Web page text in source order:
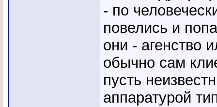
- по
повелись и
они - агенство
обычно сам
пусть
аппаратурой